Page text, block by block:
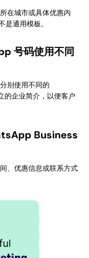
在城市或具体优惠内
是通用模板。
号码使用不同
别使用不同的
的企业简介，以便客户
Business
、优惠信息或联系方式